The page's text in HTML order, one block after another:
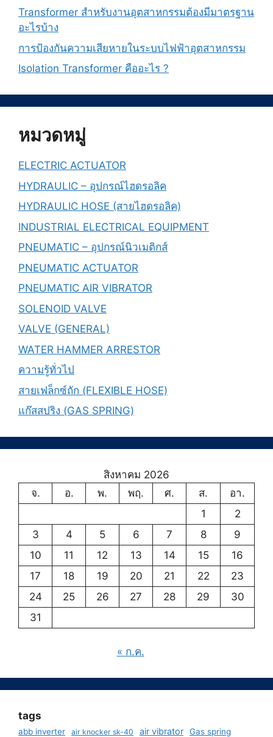
Transformer สำหรับงานอุตสาหกรรมต้องมีมาตรฐาน
อะไรบ้าง
การป้องกันความเสียหายในระบบไฟฟ้าอุตสาหกรรม
Isolation Transformer คืออะไร ?
หมวดหมู่
ELECTRIC ACTUATOR
HYDRAULIC – อุปกรณ์ไฮดรอลิค
HYDRAULIC HOSE (สายไฮดรอลิค)
INDUSTRIAL ELECTRICAL EQUIPMENT
PNEUMATIC – อุปกรณ์นิวเมติกส์
PNEUMATIC ACTUATOR
PNEUMATIC AIR VIBRATOR
SOLENOID VALVE
VALVE (GENERAL)
WATER HAMMER ARRESTOR
ความรู้ทั่วไป
สายเฟล็กซ์ถัก (FLEXIBLE HOSE)
แก๊สสปริง (GAS SPRING)
สิงหาคม 2026
จ.
อ. พ. พฤ. ศ. ส.
อา.
1
2
3
4 5 6 7 8
9
10
11 12 13 14 15
16
17
18 19 20 21 22
23
24
25 26 27 28 29
30
31
« ก.ค.
tags
abb inverter air knocker sk-40 air vibrator Gas spring